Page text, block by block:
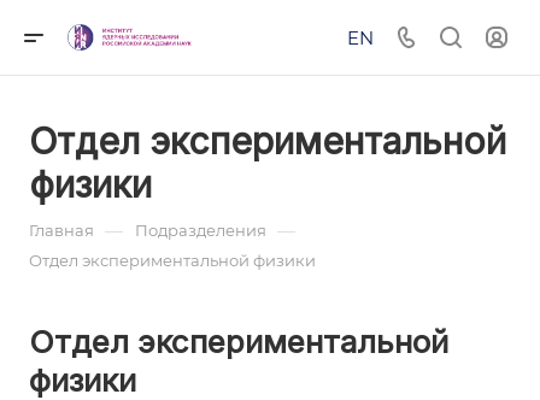
EN
Отдел экспериментальной
физики
Главная — Подразделения —
Отдел экспериментальной физики
Отдел экспериментальной
физики